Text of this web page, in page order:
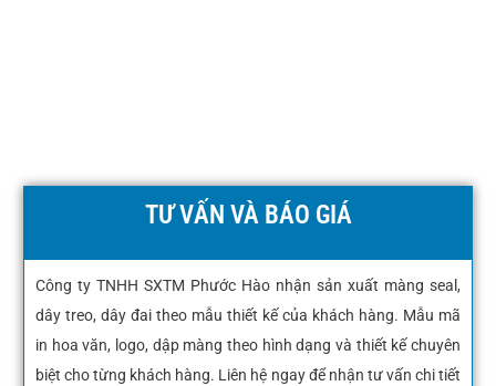
TƯ VẤN VÀ BÁO GIÁ
Công ty TNHH SXTM Phước Hào nhận sản xuất màng seal,
dây treo, dây đai theo mẫu thiết kế của khách hàng. Mẫu mã
in hoa văn, logo, dập màng theo hình dạng và thiết kế chuyên
biệt cho từng khách hàng. Liên hệ ngay để nhận tư vấn chi tiết